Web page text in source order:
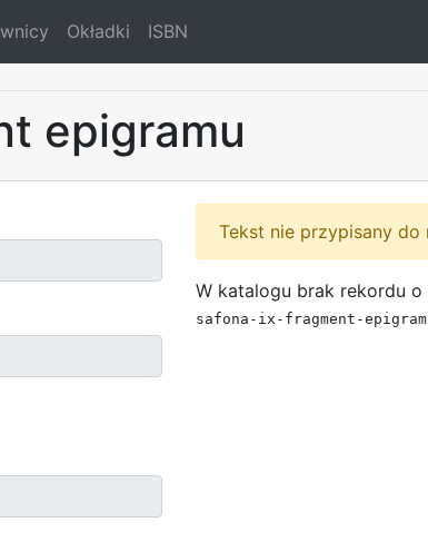
Okładki ISBN
epigramu
Tekst nie przypisany
W katalogu brak rekordu o
safona-ix-fragment-